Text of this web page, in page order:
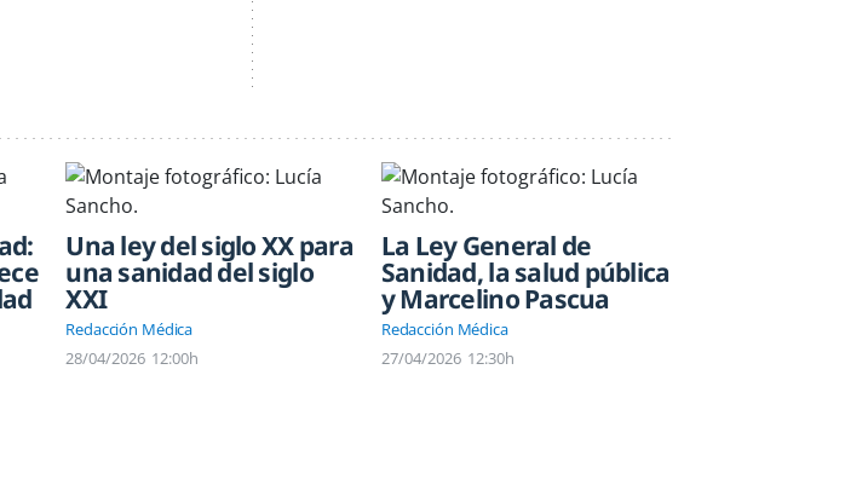
Una ley del siglo XX para
una sanidad del siglo
XXI
Redacción Médica
28/04/2026 12:00h
La Ley General de
Sanidad, la salud pública
y Marcelino Pascua
Redacción Médica
27/04/2026 12:30h